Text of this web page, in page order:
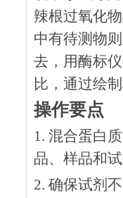
辣根过氧化
中有待测物
去，用酶标
比，通过绘
操作要点
1. 混合蛋白
品、样品和
2. 确保试剂